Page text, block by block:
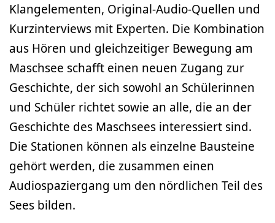
Klangelementen, Original-Audio-Quellen und
Kurzinterviews mit Experten. Die Kombination
aus Hören und gleichzeitiger Bewegung am
Maschsee schafft einen neuen Zugang zur
Geschichte, der sich sowohl an Schülerinnen
und Schüler richtet sowie an alle, die an der
Geschichte des Maschsees interessiert sind.
Die Stationen können als einzelne Bausteine
gehört werden, die zusammen einen
Audiospaziergang um den nördlichen Teil des
Sees bilden.